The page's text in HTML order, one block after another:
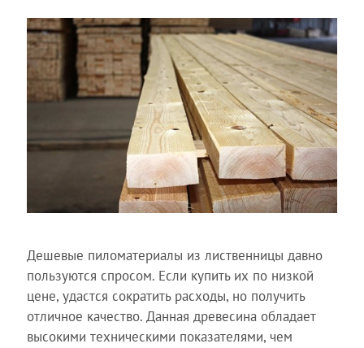
Дешевые пиломатериалы из лиственницы давно
пользуются спросом. Если купить их по низкой
цене, удастся сократить расходы, но получить
отличное качество. Данная древесина обладает
высокими техническими показателями, чем